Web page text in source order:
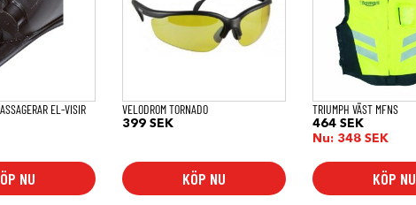
EL-VISIR
NU
VELODROM TORNADO
399SEK
KÖP NU
TRIUMPH VÄST MFNS
464SEK
Nu: 348SEK
KÖP NU
varianter.
olika
alternativen
på
produktsidan